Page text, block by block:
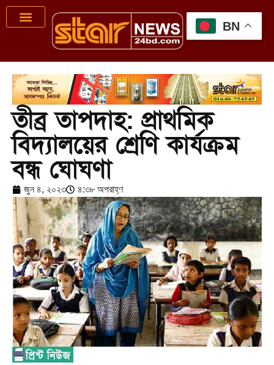
তীব্র তাপদাহ: প্রাথমিক
বিদ্যালয়ের শ্রেণি কার্যক্রম
বন্ধ ঘোঘণা
জুন ৪, ২০২৩ ৪:৩৮ অপরাহ্ণ
BN